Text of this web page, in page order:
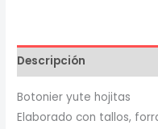
Descripción
Botonier yute hojitas
Elaborado con tallos,